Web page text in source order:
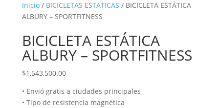
Inicio/ BICICLETAS ESTATICAS / BICICLETA ESTÁTICA
ALBURY – SPORTFITNESS
BICICLETA ESTÁTICA
ALBURY – SPORTFITNESS
$1,543,500.00
• Envió gratis a ciudades principales
• Tipo de resistencia magnética